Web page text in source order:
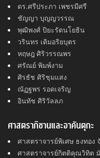
ดร.ศรีประภา เพชรมีศรี
ชัญญา บุญญวรรณ
พุฒิพงศ์ ปิยะรัตนโยธิน
วรินทร เติมอริยบุตร
หฤษฎ ศิริวรรณพร
ศรัณย์ พิมพ์งาม
ศิรธัช ศิริชุมแสง
ณัฏฐพร รอดเจริญ
อินทัช ศิริวัลลภ
ศาสตราภิชานและอาคันตุกะ
ศาสตราจารย์พิเศษ ธงทอง
ศาสตราจารย์กิตติคุณวิทิต